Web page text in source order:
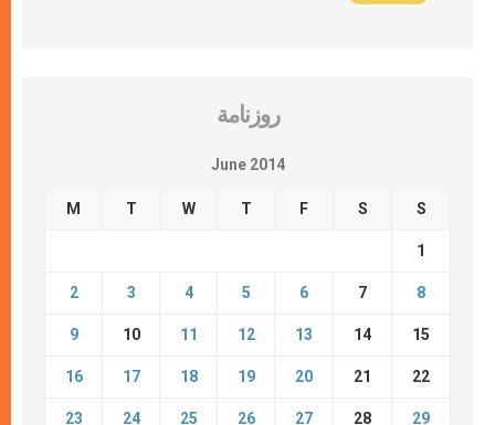
روزنامة
June 2014
M T W T F S S
1
2 3 4 5 6 7 8
9 10 11 12 13 14 15
16 17 18 19 20 21 22
23 24 25 26 27 28 29